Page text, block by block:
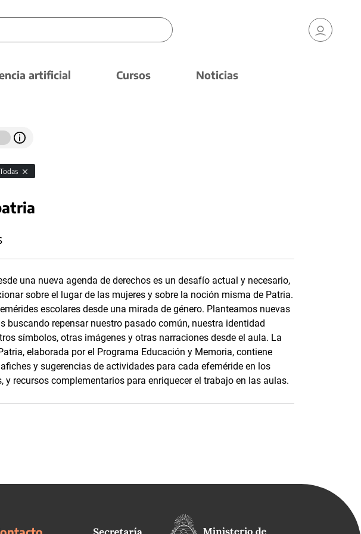
artificial Cursos Noticias
Todas
una nueva agenda de derechos es un desafío actual y necesario,
sobre el lugar de las mujeres y sobre la noción misma de Patria.
escolares desde una mirada de género. Planteamos nuevas
buscando repensar nuestro pasado común, nuestra identidad
símbolos, otras imágenes y otras narraciones desde el aula. La
elaborada por el Programa Educación y Memoria, contiene
y sugerencias de actividades para cada efeméride en los
y recursos complementarios para enriquecer el trabajo en las aulas.